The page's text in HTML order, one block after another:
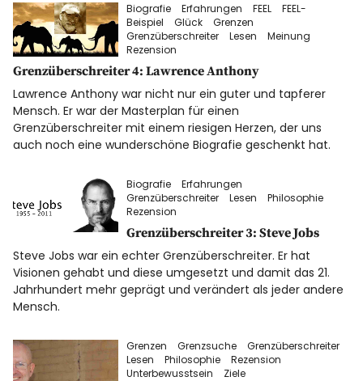
Biografie Erfahrungen FEEL
FEEL-
Beispiel
Glück
Grenzen
Grenzüberschreiter
Lesen
Meinung
Rezension
Grenzüberschreiter 4: Lawrence Anthony
Lawrence Anthony war nicht nur ein guter und tapferer
Mensch. Er war der Masterplan für einen
Grenzüberschreiter mit einem riesigen Herzen, der uns
auch noch eine wunderschöne Biografie geschenkt hat.
Biografie
Erfahrungen
Grenzüberschreiter
Lesen
Philosophie
Rezension
Grenzüberschreiter 3: Steve Jobs
Steve Jobs war ein echter Grenzüberschreiter. Er hat
Visionen gehabt und diese umgesetzt und damit das 21.
Jahrhundert mehr geprägt und verändert als jeder andere
Mensch.
Grenzen Grenzsuche
Grenzüberschreiter
Lesen
Philosophie
Rezension
Unterbewusstsein
Ziele